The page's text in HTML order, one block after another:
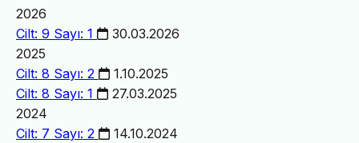
2026
Cilt: 9 Sayı: 1
30.03.2026
2025
Cilt: 8 Sayı: 2
1.10.2025
Cilt: 8 Sayı: 1
27.03.2025
2024
Cilt: 7 Sayı: 2
14.10.2024